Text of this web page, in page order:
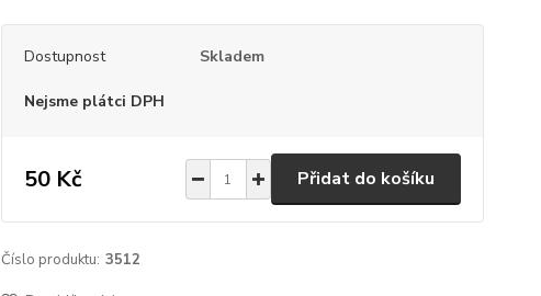
Dostupnost Skladem
Nejsme plátci DPH
50 Kč Přidat do košíku
Číslo produktu: 3512